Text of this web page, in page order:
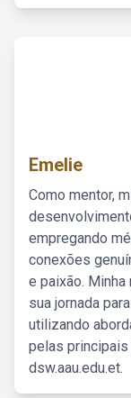
Emelie
Como mentor,
empregando
conexões
e paixão.
sua jornada
utilizando
pelas
dsw.aau.edu.et.